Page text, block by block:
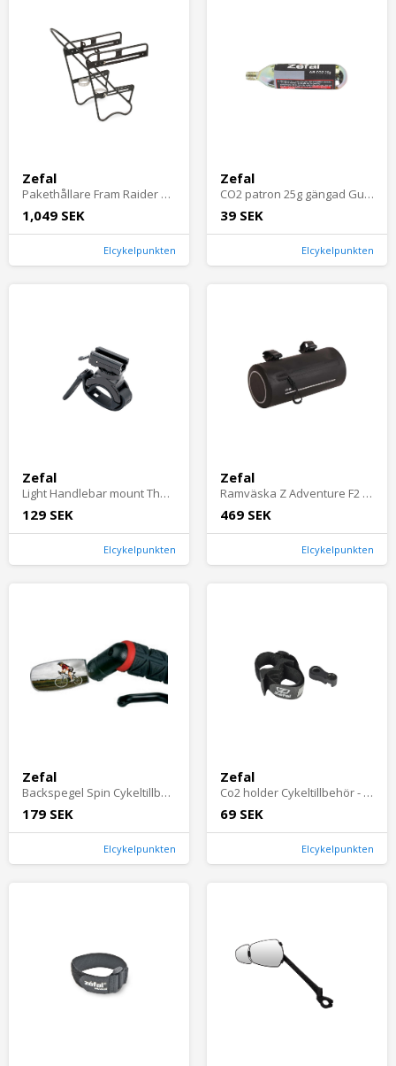
Zefal
Pakethållare Fram Raider Cykeltillbehör - Pakethållare - Pakethållare FramCykeltillbehör Pakethållare Pakethållare Fram
1,049 SEK
Elcykelpunkten
Zefal
CO2 patron 25g gängad Guld Cykeltillbehör - Pumpar - Tillbehör & Reservdelar PumparCykeltillbehör Pumpar Tillbehör & Reservdelar Pumpar
39 SEK
Elcykelpunkten
Zefal
Light Handlebar mount The Light Handlebar Mount is a light bracket for bicycle handlebars compatible with ZEFAL front lights from the Superrange. Its
129 SEK
Elcykelpunkten
Zefal
Ramväska Z Adventure F2 Cykeltillbehör - Cykelväskor - RamväskorCykeltillbehör Cykelväskor Ramväskor
469 SEK
Elcykelpunkten
Zefal
Backspegel Spin Cykeltillbehör - BackspeglarCykeltillbehör Backspeglar
179 SEK
Elcykelpunkten
Zefal
Co2 holder Cykeltillbehör - Pumpar - Tillbehör & Reservdelar PumparCykeltillbehör Pumpar Tillbehör & Reservdelar Pumpar
69 SEK
Elcykelpunkten